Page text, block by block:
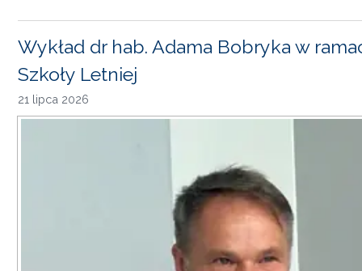
Wykład dr hab. Adama Bobryka w
Szkoły Letniej
21 lipca 2026